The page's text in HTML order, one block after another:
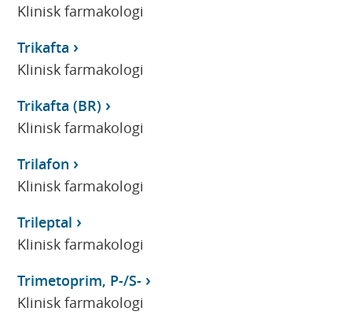
Klinisk farmakologi
Trikafta
Klinisk farmakologi
Trikafta (BR)
Klinisk farmakologi
Trilafon
Klinisk farmakologi
Trileptal
Klinisk farmakologi
Trimetoprim, P-/S-
Klinisk farmakologi